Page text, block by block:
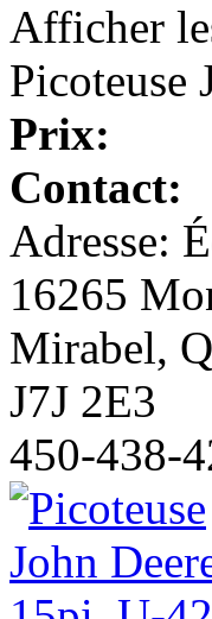
Afficher
Picoteuse
Prix:
Contact:
Adresse:
16265
Mirabel,
J7J 2E3
450-438-